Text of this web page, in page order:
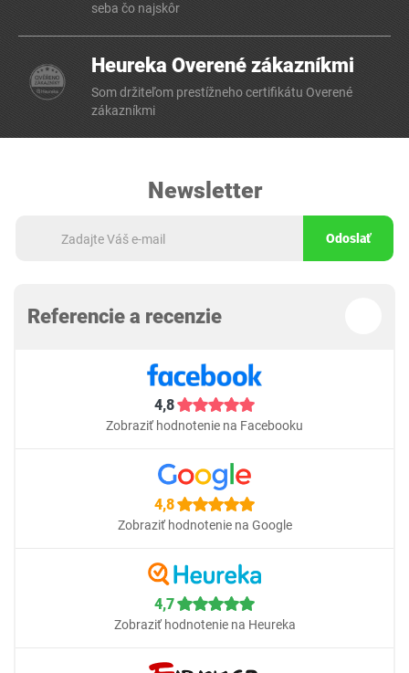
seba čo najskôr
Heureka Overené zákazníkmi
Som držiteľom prestížneho certifikátu Overené
zákazníkmi
Newsletter
Odoslať
Referencie a recenzie
4,8
Zobraziť hodnotenie na Facebooku
4,8
Zobraziť hodnotenie na Google
4,7
Zobraziť hodnotenie na Heureka